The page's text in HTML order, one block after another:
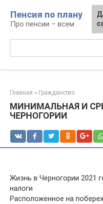
контенту
Пенсия по плану
Про пенсии – всем
Главная » Гражданство
МИНИМАЛЬНАЯ И
ЧЕРНОГОРИИ
Жизнь в Черногории 2021
налоги
Расположенное на